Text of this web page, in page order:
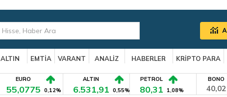
ALTIN EMTİA VARANT ANALİZ HABERLER KRİPTO PARA
EURO
55,0775 0,12%
ALTIN
6.531,91 0,55%
PETROL
80,31 1,08%
BONO
40,02